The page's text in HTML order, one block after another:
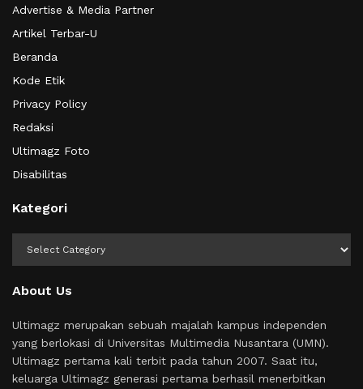
Advertise & Media Partner
Artikel Terbar-U
Beranda
Kode Etik
Privacy Policy
Redaksi
Ultimagz Foto
Disabilitas
Kategori
About Us
Ultimagz merupakan sebuah majalah kampus independen
yang berlokasi di Universitas Multimedia Nusantara (UMN).
Ultimagz pertama kali terbit pada tahun 2007. Saat itu,
keluarga Ultimagz generasi pertama berhasil menerbitkan